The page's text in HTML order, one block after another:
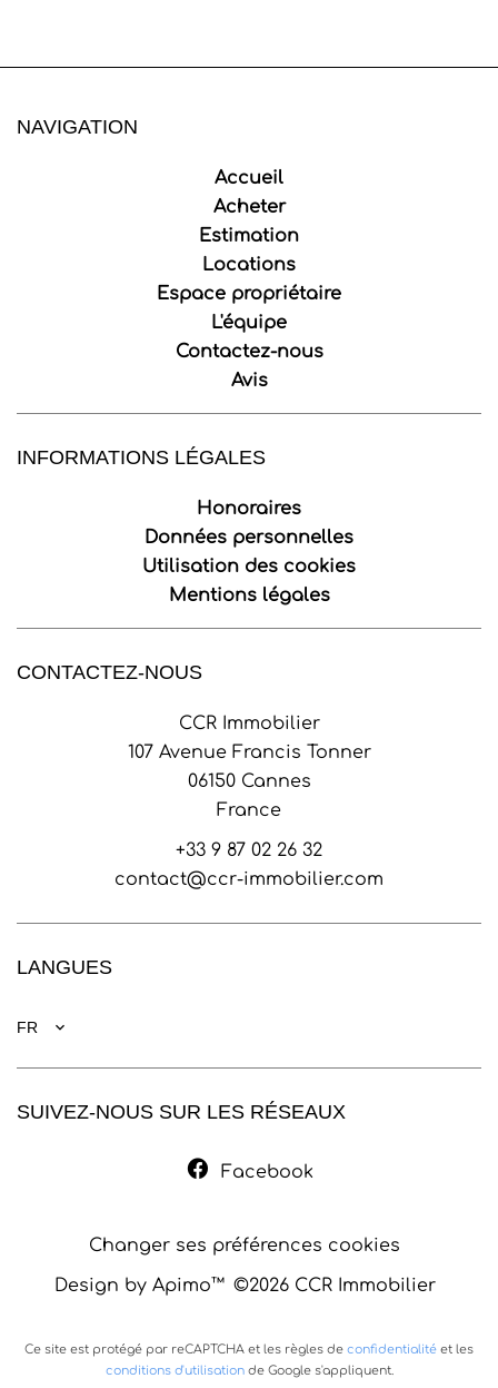
NAVIGATION
Accueil
Acheter
Estimation
Locations
Espace propriétaire
L'équipe
Contactez-nous
Avis
INFORMATIONS LÉGALES
Honoraires
Données personnelles
Utilisation des cookies
Mentions légales
CONTACTEZ-NOUS
CCR Immobilier
107 Avenue Francis Tonner
06150Cannes
France
+33 9 87 02 26 32
contact@ccr-immobilier.com
LANGUES
FR
SUIVEZ-NOUS SUR LES RÉSEAUX
Facebook
Changer ses préférences cookies
Design by Apimo™ ©2026 CCR Immobilier
Ce site est protégé par reCAPTCHA et les règles de confidentialité et les
conditions d'utilisationde Google s'appliquent.